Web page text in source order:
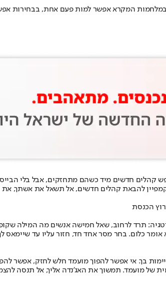
המקרא אפשר למות פעם אחת, בבחירות
להבאת קהלים חדשים, אל תשאל את אשתך,
הכנסת
תרד לרחוב, שאל חמישה אנשים מה המילה
כלום. בחר מסר אחד חד, חזור עליו עד
בך. אי אפשר להפוך מועמד חלש לחזק, אפשר
של מועמד. תמשוך את האג'נדה אליך, אל תנסה